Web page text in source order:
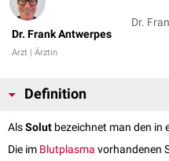
Dr. Frank Antwerpes
Arzt | Ärztin
Dr.
Definition
AlsSolut bezeichnet man den in
Die im Blutplasma vorhandenen